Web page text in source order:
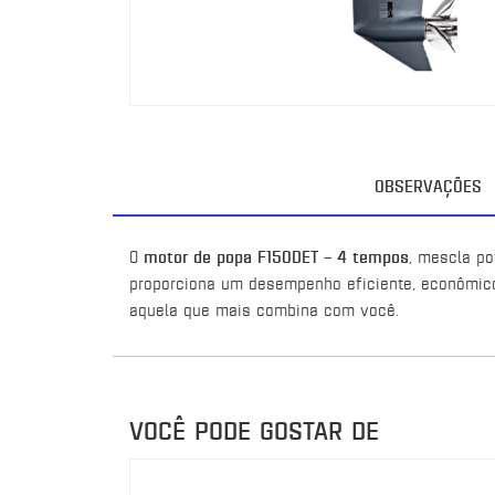
OBSERVAÇÕES
O motor de popa F150DET – 4 tempos, mescla
proporciona um desempenho eficiente,
aquela que mais combina com você.
VOCÊ PODE GOSTAR DE